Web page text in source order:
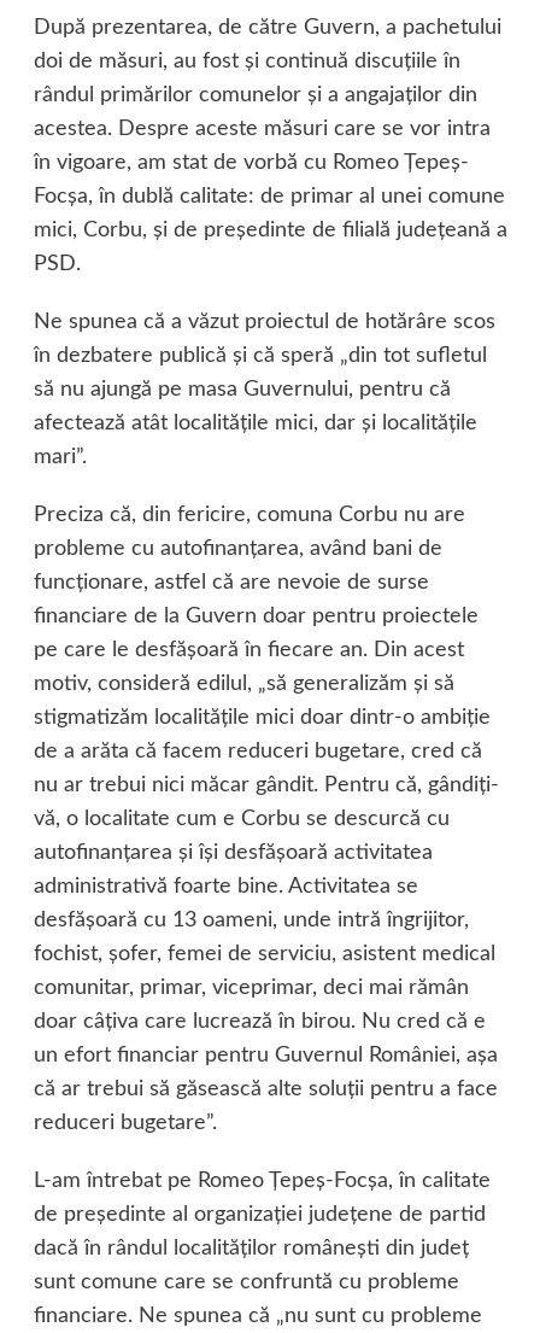
După prezentarea, de către Guvern, a pachetului
doi de măsuri, au fost şi continuă discuţiile în
rândul primărilor comunelor şi a angajaţilor din
acestea. Despre aceste măsuri care se vor intra
în vigoare, am stat de vorbă cu Romeo Ţepeş-
Focşa, în dublă calitate: de primar al unei comune
mici, Corbu, şi de preşedinte de filială judeţeană a
PSD.
Ne spunea că a văzut proiectul de hotărâre scos
în dezbatere publică şi că speră „din tot sufletul
să nu ajungă pe masa Guvernului, pentru că
afectează atât localităţile mici, dar şi localităţile
mari”.
Preciza că, din fericire, comuna Corbu nu are
probleme cu autofinanţarea, având bani de
funcţionare, astfel că are nevoie de surse
financiare de la Guvern doar pentru proiectele
pe care le desfăşoară în fiecare an. Din acest
motiv, consideră edilul, „să generalizăm şi să
stigmatizăm localităţile mici doar dintr-o ambiţie
de a arăta că facem reduceri bugetare, cred că
nu ar trebui nici măcar gândit. Pentru că, gândiţi-
vă, o localitate cum e Corbu se descurcă cu
autofinanţarea şi îşi desfăşoară activitatea
administrativă foarte bine. Activitatea se
desfăşoară cu 13 oameni, unde intră îngrijitor,
fochist, şofer, femei de serviciu, asistent medical
comunitar, primar, viceprimar, deci mai rămân
doar câţiva care lucrează în birou. Nu cred că e
un efort financiar pentru Guvernul României, aşa
că ar trebui să găsească alte soluţii pentru a face
reduceri bugetare”.
L-am întrebat pe Romeo Ţepeş-Focşa, în calitate
de preşedinte al organizaţiei judeţene de partid
dacă în rândul localităţilor româneşti din judeţ
sunt comune care se confruntă cu probleme
financiare. Ne spunea că „nu sunt cu probleme